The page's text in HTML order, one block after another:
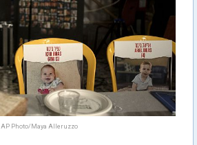
AP Photo/Maya Alleruzzo